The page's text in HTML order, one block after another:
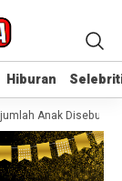
Hiburan
Hiburan
Anak Disebut